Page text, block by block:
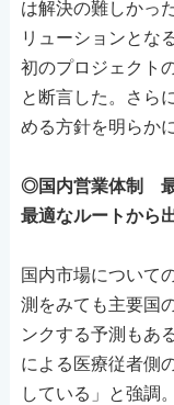
は解決の難しかっ
リューションとな
初のプロジェクト
と断言した。さら
める方針を明らか
◎国内営業体制 最
最適なルートから
国内市場について
測をみても主要国
ンクする予測もあ
による医療従者側
している」と強調